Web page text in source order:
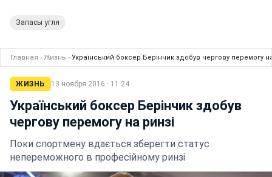
Запасы угля
Главная › Жизнь › Український боксер Берінчик здобув чергову перемогу
ЖИЗНЬ 13 ноября 2016 · 11:24
Український боксер Берінчик здобув
чергову перемогу на ринзі
Поки спортмену вдається зберегти статус
непереможного в професійному ринзі